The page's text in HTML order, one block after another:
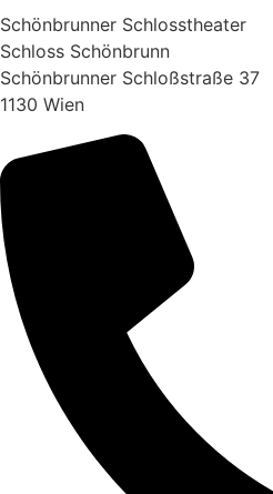
Schönbrunner Schlosstheater
Schloss Schönbrunn
Schönbrunner Schloßstraße 37
1130 Wien